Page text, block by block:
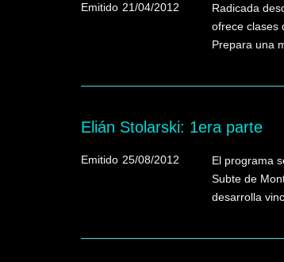
Emitido 21/04/2012
Radicada
ofrece clases
Prepara una
Elián Stolarski: 1era parte
Emitido 25/08/2012
El programa
Subte de
desarrolla